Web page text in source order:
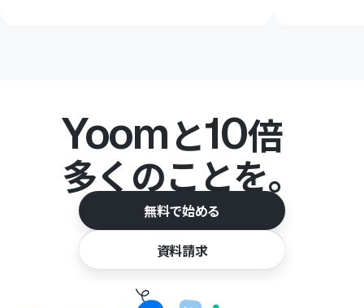
Yoomと10倍
多くのことを。
無料で始める
資料請求